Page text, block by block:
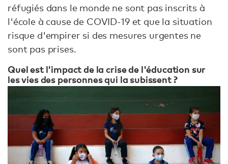
réfugiés dans le monde ne sont pas inscrits à
l'école à cause de COVID-19 et que la situation
risque d'empirer si des mesures urgentes ne
sont pas prises.
Quel est l'impact de la crise de l'éducation sur
les vies des personnes qui la subissent ?